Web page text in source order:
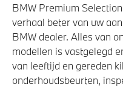
BMW Premium
verhaal beter van uw
BMW dealer. Alles van
modellen is vastgelegd
van leeftijd en gereden
onderhoudsbeurten,